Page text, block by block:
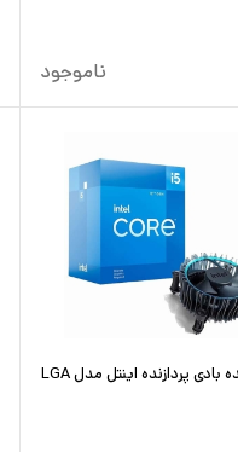
ناموجود
خنک کننده بادی پردازنده اینتل مدل LGA